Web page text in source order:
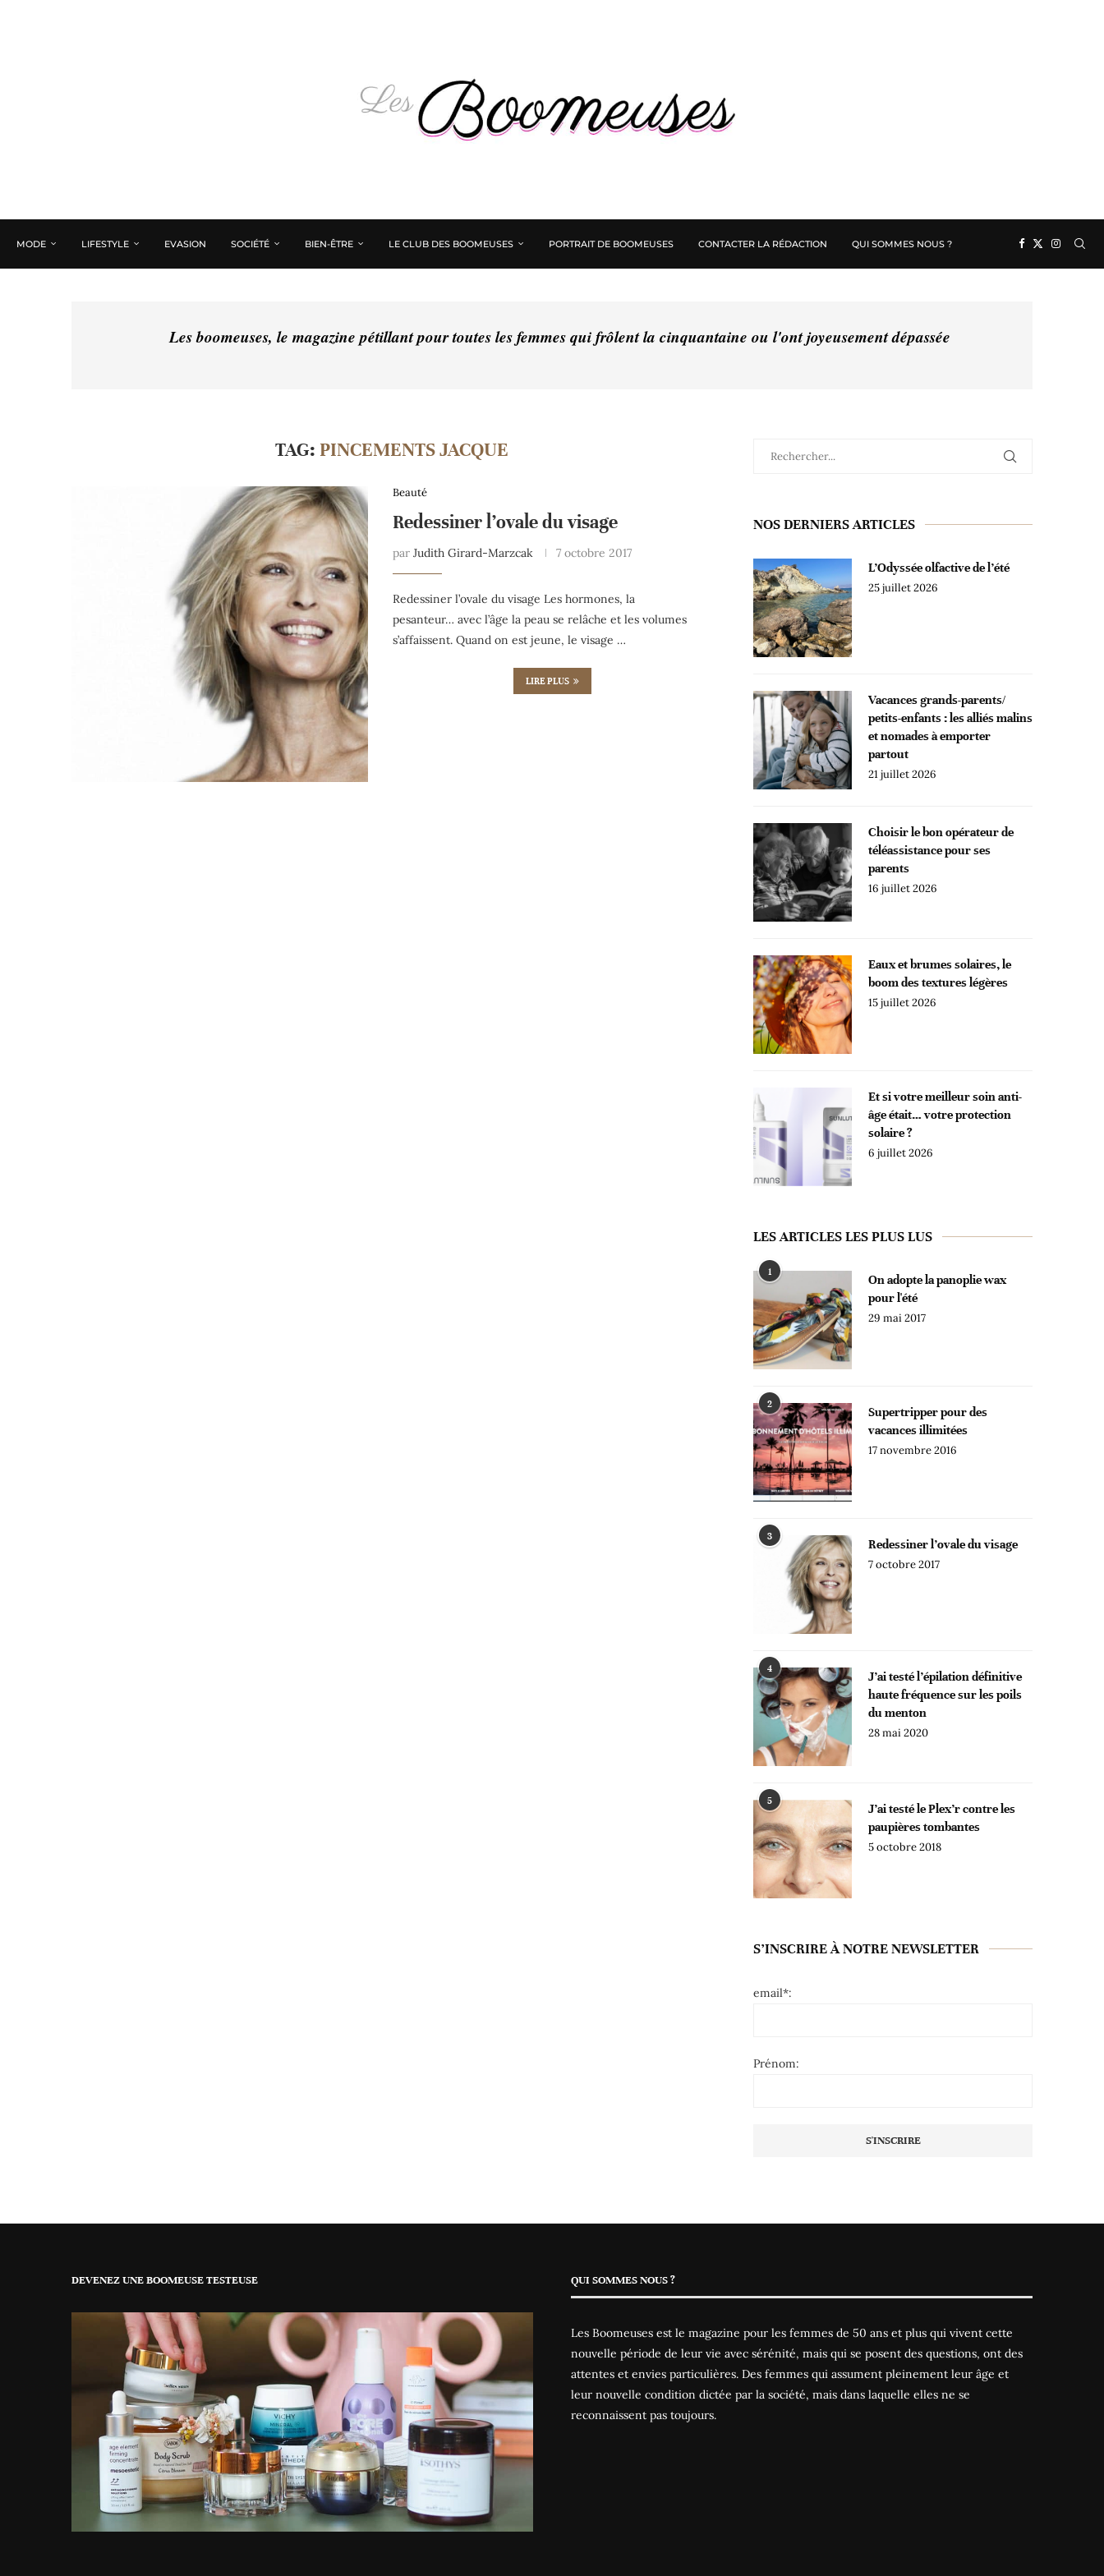
MODE LIFESTYLE EVASION SOCIÉTÉ BIEN-ÊTRE LE CLUB DES BOOMEUSES PORTRAIT DE BOOMEUSES CONTACTER LA RÉDACTION QUI SOMMES NOUS ?
Les boomeuses, le magazine pétillant pour toutes les femmes qui frôlent la cinquantaine ou l'ont joyeusement dépassée
TAG: PINCEMENTS JACQUE
Beauté
Redessiner l’ovale du visage
par Judith Girard-Marzcak 7 octobre 2017
Redessiner l’ovale du visage Les hormones, la
pesanteur… avec l’âge la peau se relâche et les volumes
s’affaissent. Quand on est jeune, le visage …
LIRE PLUS
NOS DERNIERS ARTICLES
L’Odyssée olfactive de l’été
25 juillet 2026
Vacances grands-parents/
petits-enfants : les alliés malins
et nomades à emporter
partout
21 juillet 2026
Choisir le bon opérateur de
téléassistance pour ses
parents
16 juillet 2026
Eaux et brumes solaires, le
boom des textures légères
15 juillet 2026
Et si votre meilleur soin anti-
âge était… votre protection
solaire ?
6 juillet 2026
LES ARTICLES LES PLUS LUS
1
On adopte la panoplie wax
pour l'été
29 mai 2017
2
Supertripper pour des
vacances illimitées
17 novembre 2016
3
Redessiner l’ovale du visage
7 octobre 2017
4
J’ai testé l’épilation définitive
haute fréquence sur les poils
du menton
28 mai 2020
5
J’ai testé le Plex’r contre les
paupières tombantes
5 octobre 2018
S’INSCRIRE À NOTRE NEWSLETTER
email*:
Prénom:
DEVENEZ UNE BOOMEUSE TESTEUSE QUI SOMMES NOUS ?
Les Boomeuses est le magazine pour les femmes de 50 ans et plus qui vivent cette
nouvelle période de leur vie avec sérénité, mais qui se posent des questions, ont des
attentes et envies particulières. Des femmes qui assument pleinement leur âge et
leur nouvelle condition dictée par la société, mais dans laquelle elles ne se
reconnaissent pas toujours.